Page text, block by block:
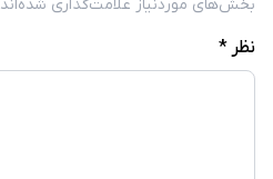
بخش‌های موردنیاز علامت‌گذاری شده‌اند
نظر *